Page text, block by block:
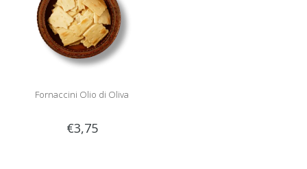
Fornaccini Olio di Oliva
€3,75